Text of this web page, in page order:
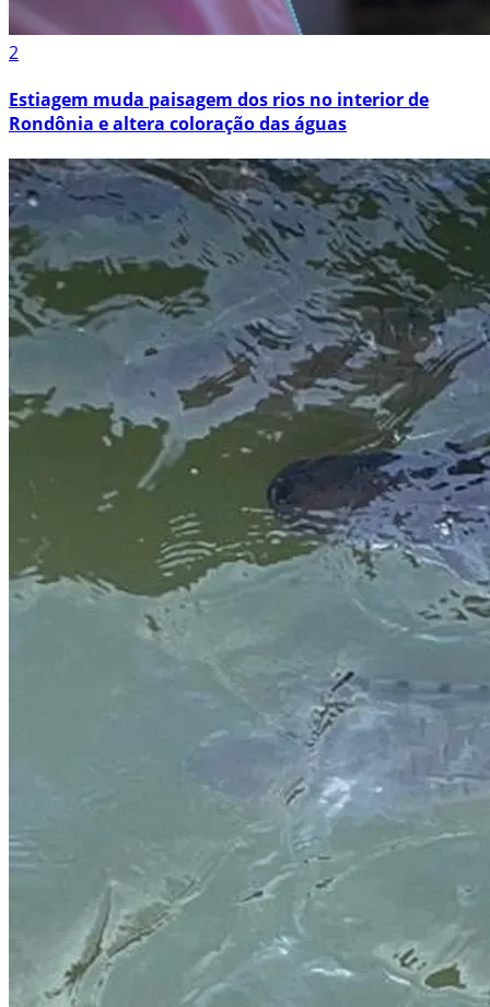
2
Estiagem muda paisagem dos rios no interior de
Rondônia e altera coloração das águas